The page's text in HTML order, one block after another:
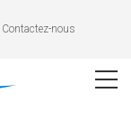
Contactez-nous